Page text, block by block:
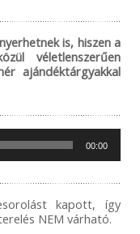
is, hiszen a
véletlenszerűen
ajándéktárgyakkal
00:00
kapott, így
NEM várható.